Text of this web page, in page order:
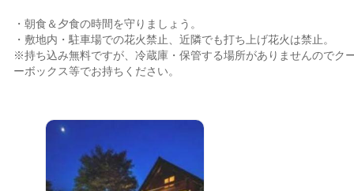
・朝食＆夕食の時間を守りましょう。
・敷地内・駐車場での花火禁止、近隣でも打ち上げ花火は禁止。
※持ち込み無料ですが、冷蔵庫・保管する場所がありませんのでク
ーボックス等でお持ちください。